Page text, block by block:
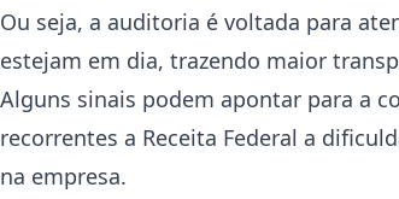
Ou seja, a auditoria é voltada para
estejam em dia, trazendo maior
Alguns sinais podem apontar para a
recorrentes a Receita Federal a
na empresa.